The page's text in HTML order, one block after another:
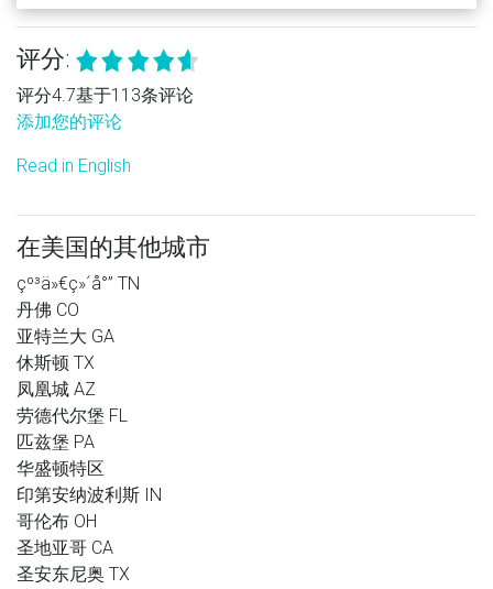
评分:
评分4.7基于113条评论
添加您的评论
Read in English
在美国的其他城市
çº³ä»€ç»´å°” TN
丹佛 CO
亚特兰大 GA
休斯顿 TX
凤凰城 AZ
劳德代尔堡 FL
匹兹堡 PA
华盛顿特区
印第安纳波利斯 IN
哥伦布 OH
圣地亚哥 CA
圣安东尼奥 TX